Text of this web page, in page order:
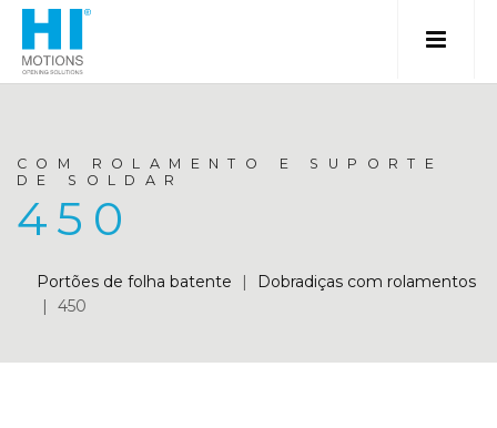
COM ROLAMENTO E SUPORTE
DE SOLDAR
450
Portões de folha batente |
Dobradiças com rolamentos
|
450